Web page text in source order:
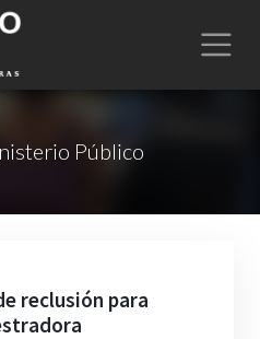
Público
reclusión para